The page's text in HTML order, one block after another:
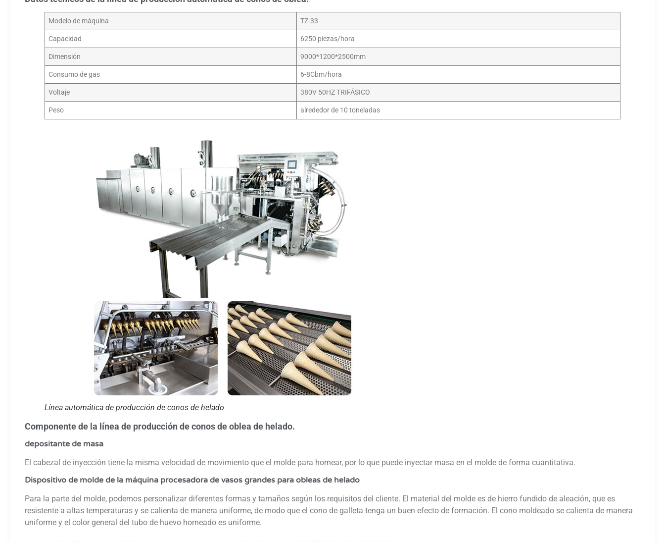
Modelo de máquina TZ-33
Capacidad 6250 piezas/hora
Dimensión 9000*1200*2500mm
Consumo de gas 6-8Cbm/hora
Voltaje 380V 50HZ TRIFÁSICO
Peso alrededor de 10 toneladas
Línea automática de producción de conos de helado
Componente de la línea de producción de conos de oblea de helado.
depositante de masa
El cabezal de inyección tiene la misma velocidad de movimiento que el molde para hornear, por lo que puede inyectar masa en el molde de forma cuantitativa.
Dispositivo de molde de la máquina procesadora de vasos grandes para obleas de helado
Para la parte del molde, podemos personalizar diferentes formas y tamaños según los requisitos del cliente. El material del molde es de hierro fundido de aleación, que es
resistente a altas temperaturas y se calienta de manera uniforme, de modo que el cono de galleta tenga un buen efecto de formación. El cono moldeado se calienta de manera
uniforme y el color general del tubo de huevo horneado es uniforme.